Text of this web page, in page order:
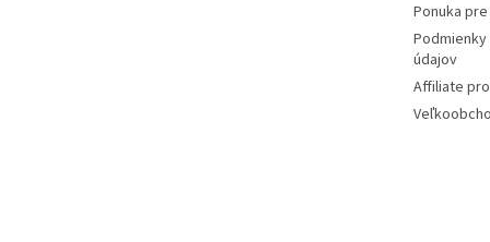
Ponuka
údajov
Affiliate